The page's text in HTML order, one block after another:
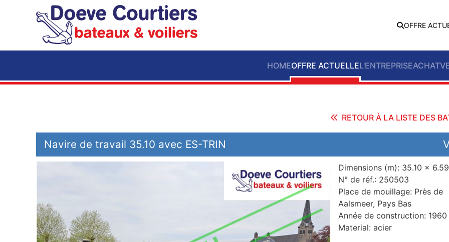
Accéder au contenu principal OFFRE
HOMEOFFRE ACTUELLEL'ENTREPRISEACHAT
RETOUR À LA LISTE DES
Navire de travail 35.10 avec ES-TRIN
Dimensions (m): 35.10 x
N° de réf.: 250503
Place de mouillage: Près de
Aalsmeer, Pays Bas
Année de construction: 1960
Material: acier